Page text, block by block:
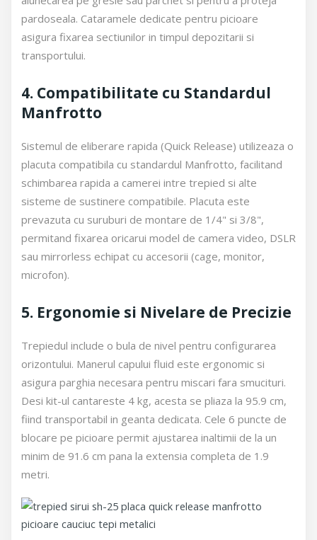
pardoseala. Cataramele dedicate pentru picioare
asigura fixarea sectiunilor in timpul depozitarii si
transportului.
4. Compatibilitate cu Standardul
Manfrotto
Sistemul de eliberare rapida (Quick Release) utilizeaza o
placuta compatibila cu standardul Manfrotto, facilitand
schimbarea rapida a camerei intre trepied si alte
sisteme de sustinere compatibile. Placuta este
prevazuta cu suruburi de montare de 1/4" si 3/8",
permitand fixarea oricarui model de camera video, DSLR
sau mirrorless echipat cu accesorii (cage, monitor,
microfon).
5. Ergonomie si Nivelare de Precizie
Trepiedul include o bula de nivel pentru configurarea
orizontului. Manerul capului fluid este ergonomic si
asigura parghia necesara pentru miscari fara smucituri.
Desi kit-ul cantareste 4 kg, acesta se pliaza la 95.9 cm,
fiind transportabil in geanta dedicata. Cele 6 puncte de
blocare pe picioare permit ajustarea inaltimii de la un
minim de 91.6 cm pana la extensia completa de 1.9
metri.